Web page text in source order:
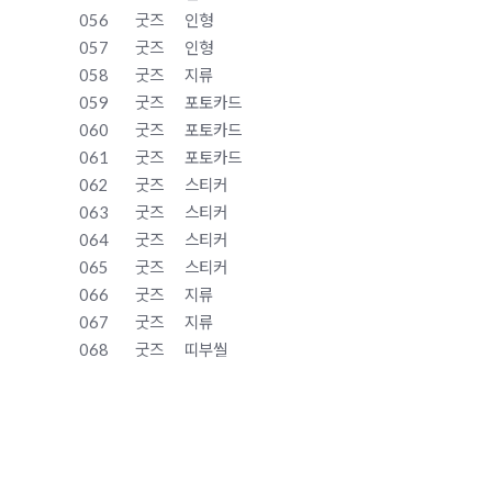
056
굿즈
인형
057
굿즈
인형
058
굿즈
지류
059
굿즈
포토카드
060
굿즈
포토카드
061
굿즈
포토카드
062
굿즈
스티커
063
굿즈
스티커
064
굿즈
스티커
065
굿즈
스티커
066
굿즈
지류
067
굿즈
지류
068
굿즈 띠부씰